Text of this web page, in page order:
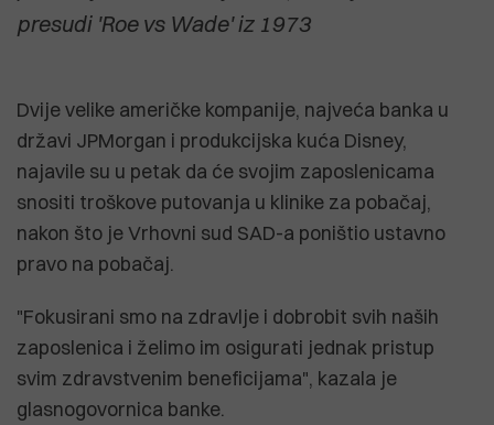
presudi 'Roe vs Wade' iz 1973
Dvije velike američke kompanije, najveća banka u
državi JPMorgan i produkcijska kuća Disney,
najavile su u petak da će svojim zaposlenicama
snositi troškove putovanja u klinike za pobačaj,
nakon što je Vrhovni sud SAD-a poništio ustavno
pravo na pobačaj.
"Fokusirani smo na zdravlje i dobrobit svih naših
zaposlenica i želimo im osigurati jednak pristup
svim zdravstvenim beneficijama", kazala je
glasnogovornica banke.